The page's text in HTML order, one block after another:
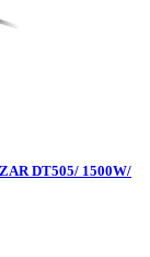
DT505/ 1500W/